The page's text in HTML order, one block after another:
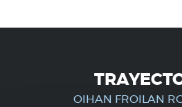
OIHAN FROILAN